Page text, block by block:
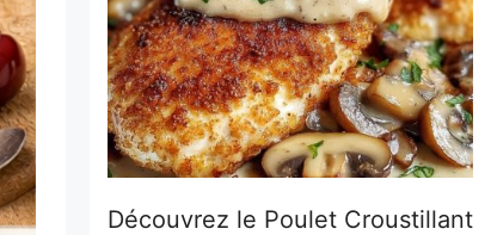
Découvrez le Poulet Croustillant